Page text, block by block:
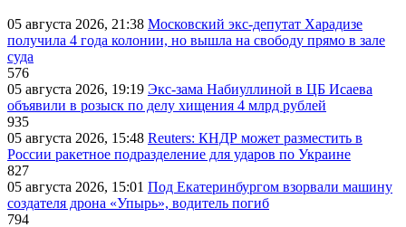
05 августа 2026, 21:38 Московский экс-депутат Харадизе
получила 4 года колонии, но вышла на свободу прямо в зале
суда
576
05 августа 2026, 19:19 Экс-зама Набиуллиной в ЦБ Исаева
объявили в розыск по делу хищения 4 млрд рублей
935
05 августа 2026, 15:48 Reuters: КНДР может разместить в
России ракетное подразделение для ударов по Украине
827
05 августа 2026, 15:01 Под Екатеринбургом взорвали машину
создателя дрона «Упырь», водитель погиб
794